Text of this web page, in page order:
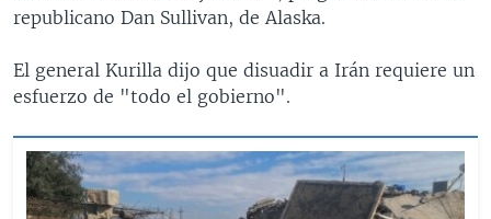
republicano Dan Sullivan, de Alaska.
El general Kurilla dijo que disuadir a Irán requiere un
esfuerzo de "todo el gobierno".